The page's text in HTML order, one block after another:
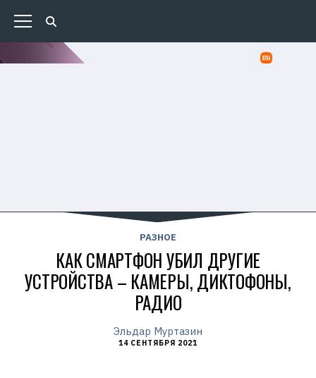
РАЗНОЕ
КАК СМАРТФОН УБИЛ ДРУГИЕ
УСТРОЙСТВА – КАМЕРЫ, ДИКТОФОНЫ,
РАДИО
Эльдар Муртазин
14 СЕНТЯБРЯ 2021